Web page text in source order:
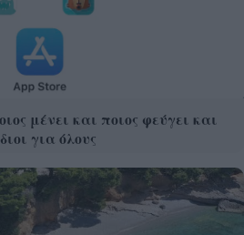
μένει και ποιος φεύγει και
για όλους